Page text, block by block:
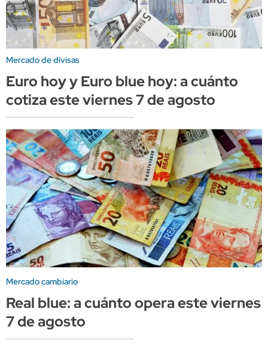
Mercado de divisas
Euro hoy y Euro blue hoy: a cuánto
cotiza este viernes 7 de agosto
Mercado cambiario
Real blue: a cuánto opera este viernes
7 de agosto